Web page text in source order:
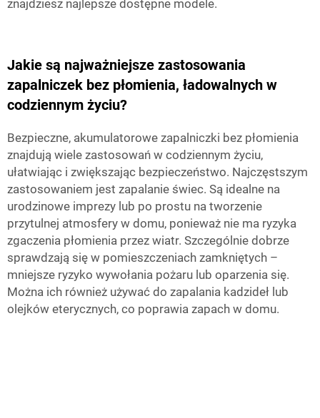
znajdziesz najlepsze dostępne modele.
Jakie są najważniejsze zastosowania
zapalniczek bez płomienia, ładowalnych w
codziennym życiu?
Bezpieczne, akumulatorowe zapalniczki bez płomienia
znajdują wiele zastosowań w codziennym życiu,
ułatwiając i zwiększając bezpieczeństwo. Najczęstszym
zastosowaniem jest zapalanie świec. Są idealne na
urodzinowe imprezy lub po prostu na tworzenie
przytulnej atmosfery w domu, ponieważ nie ma ryzyka
zgасzenia płomienia przez wiatr. Szczególnie dobrze
sprawdzają się w pomieszczeniach zamkniętych –
mniejsze ryzyko wywołania pożaru lub oparzenia się.
Można ich również używać do zapalania kadzideł lub
olejków eterycznych, co poprawia zapach w domu.